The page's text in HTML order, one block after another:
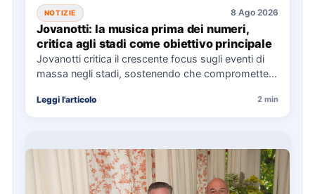
NOTIZIE 8 Ago 2026
Jovanotti: la musica prima dei numeri,
critica agli stadi come obiettivo principale
Jovanotti critica il crescente focus sugli eventi di
massa negli stadi, sostenendo che compromette
Leggi l'articolo 2 min